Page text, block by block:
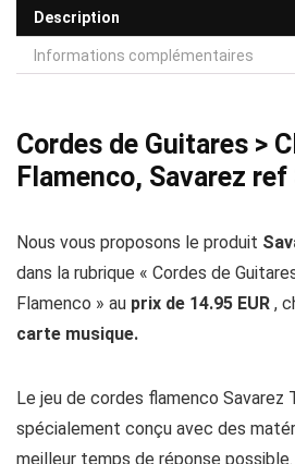
Description
Informations complémentaires
Cordes de Guitares >
Flamenco, Savarez
Nous vous proposons le produit
dans la rubrique « Cordes de
Flamenco » au prix de 14.95 EUR ,
carte musique.
Le jeu de cordes flamenco Savarez
spécialement conçu avec des
meilleur temps de réponse